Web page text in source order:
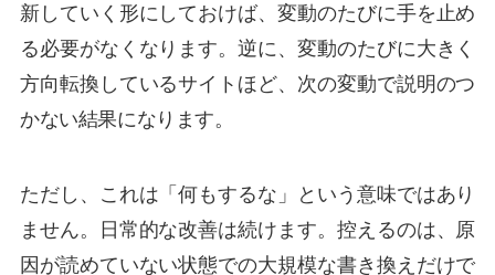
新していく形にしておけば、変動のたびに手を止め
る必要がなくなります。逆に、変動のたびに大きく
方向転換しているサイトほど、次の変動で説明のつ
かない結果になります。
ただし、これは「何もするな」という意味ではあり
ません。日常的な改善は続けます。控えるのは、原
因が読めていない状態での大規模な書き換えだけで